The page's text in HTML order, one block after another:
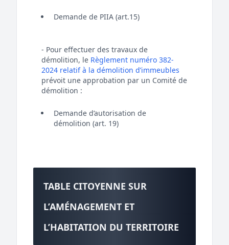
Demande de PIIA (art.15)
- Pour effectuer des travaux de
démolition, le Règlement numéro 382-
2024 relatif à la démolition d’immeubles
prévoit une approbation par un Comité de
démolition :
Demande d’autorisation de
démolition (art. 19)
TABLE CITOYENNE SUR
L’AMÉNAGEMENT ET
L’HABITATION DU TERRITOIRE